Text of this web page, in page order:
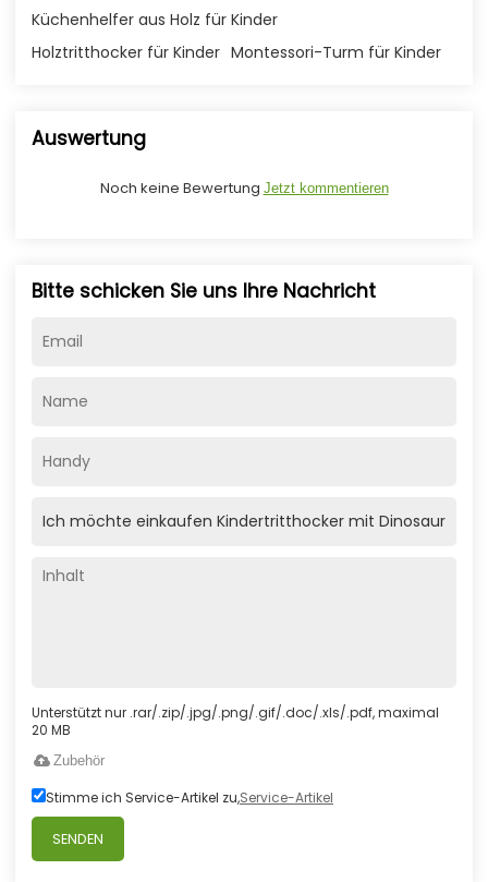
Küchenhelfer aus Holz für Kinder
Holztritthocker für Kinder Montessori-Turm für Kinder
Auswertung
Noch keine Bewertung Jetzt kommentieren
Bitte schicken Sie uns Ihre Nachricht
Unterstützt nur .rar/.zip/.jpg/.png/.gif/.doc/.xls/.pdf, maximal
20 MB
Zubehör
Stimme ich Service-Artikel zu,Service-Artikel
SENDEN